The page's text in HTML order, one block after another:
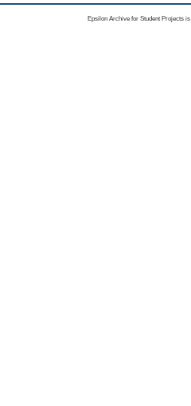
Epsilon Archive for Student Projects is